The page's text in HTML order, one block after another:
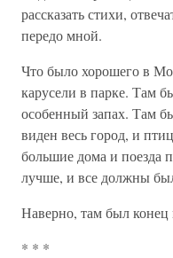
рассказать стихи,
передо мной.
Что было хорошего в
карусели в парке. Там
особенный запах. Там
виден весь город, и
большие дома и поезда
лучше, и все должны
Наверно, там был конец
* * *